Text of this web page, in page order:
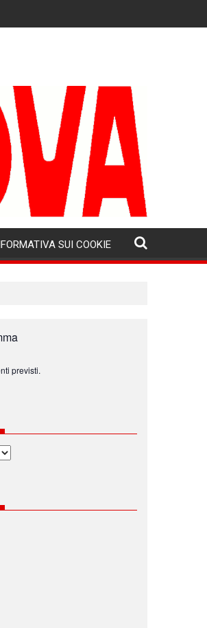
SUI COOKIE
previsti.